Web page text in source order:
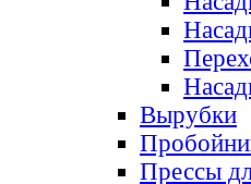
Вырубки
Прессы